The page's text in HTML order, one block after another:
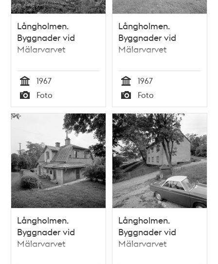
Långholmen.
Byggnader vid
Mälarvarvet
Tid
1967
Typ
Foto
Långholmen.
Byggnader vid
Mälarvarvet
Tid
1967
Typ
Foto
Långholmen.
Byggnader vid
Mälarvarvet
Långholmen.
Byggnader vid
Mälarvarvet